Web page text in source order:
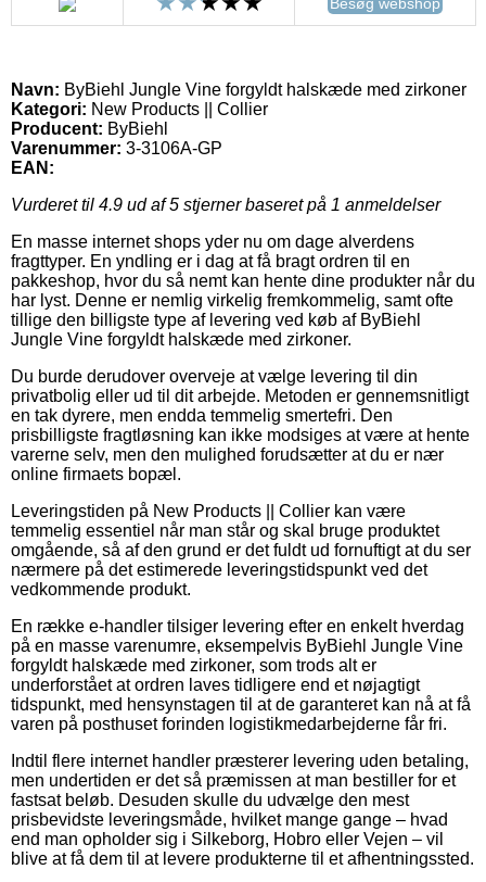
Navn: ByBiehl Jungle Vine forgyldt halskæde med zirkoner
Kategori: New Products || Collier
Producent: ByBiehl
Varenummer: 3-3106A-GP
EAN:
Vurderet til 4.9 ud af 5 stjerner baseret på 1 anmeldelser
En masse internet shops yder nu om dage alverdens
fragttyper. En yndling er i dag at få bragt ordren til en
pakkeshop, hvor du så nemt kan hente dine produkter når du
har lyst. Denne er nemlig virkelig fremkommelig, samt ofte
tillige den billigste type af levering ved køb af ByBiehl
Jungle Vine forgyldt halskæde med zirkoner.
Du burde derudover overveje at vælge levering til din
privatbolig eller ud til dit arbejde. Metoden er gennemsnitligt
en tak dyrere, men endda temmelig smertefri. Den
prisbilligste fragtløsning kan ikke modsiges at være at hente
varerne selv, men den mulighed forudsætter at du er nær
online firmaets bopæl.
Leveringstiden på New Products || Collier kan være
temmelig essentiel når man står og skal bruge produktet
omgående, så af den grund er det fuldt ud fornuftigt at du ser
nærmere på det estimerede leveringstidspunkt ved det
vedkommende produkt.
En række e-handler tilsiger levering efter en enkelt hverdag
på en masse varenumre, eksempelvis ByBiehl Jungle Vine
forgyldt halskæde med zirkoner, som trods alt er
underforstået at ordren laves tidligere end et nøjagtigt
tidspunkt, med hensynstagen til at de garanteret kan nå at få
varen på posthuset forinden logistikmedarbejderne får fri.
Indtil flere internet handler præsterer levering uden betaling,
men undertiden er det så præmissen at man bestiller for et
fastsat beløb. Desuden skulle du udvælge den mest
prisbevidste leveringsmåde, hvilket mange gange – hvad
end man opholder sig i Silkeborg, Hobro eller Vejen – vil
blive at få dem til at levere produkterne til et afhentningssted.